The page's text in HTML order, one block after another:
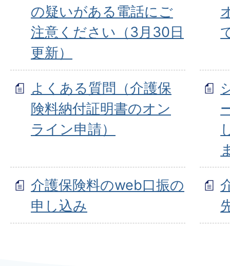
の疑いがある電話にご
注意ください（3月30日
更新）
よくある質問（介護保
険料納付証明書のオン
ライン申請）
介護保険料のweb口振の
申し込み